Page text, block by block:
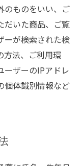
のものをいい、ご
だいた商品、ご覧
ーが検索された検
方法、ご利用環
ーザーのIPアドレ
個体識別情報など